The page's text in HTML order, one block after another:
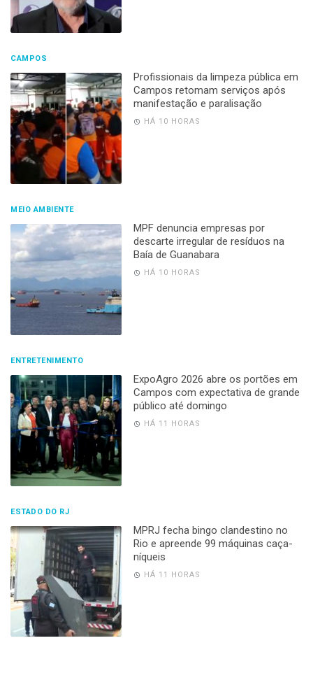
CAMPOS
Profissionais da limpeza pública em
Campos retomam serviços após
manifestação e paralisação
HÁ 10 HORAS
MEIO AMBIENTE
MPF denuncia empresas por
descarte irregular de resíduos na
Baía de Guanabara
HÁ 10 HORAS
ENTRETENIMENTO
ExpoAgro 2026 abre os portões em
Campos com expectativa de grande
público até domingo
HÁ 11 HORAS
ESTADO DO RJ
MPRJ fecha bingo clandestino no
Rio e apreende 99 máquinas caça-
níqueis
HÁ 11 HORAS